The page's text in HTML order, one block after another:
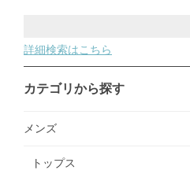
詳細検索はこちら
カテゴリから探す
メンズ
トップス